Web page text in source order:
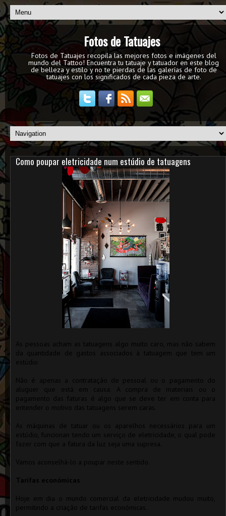
Fotos de Tatuajes
Fotos de Tatuajes recopila las mejores fotos e imágenes del
mundo del Tattoo! Encuentra tu tatuaje y tatuador en este blog
de belleza y estilo y no te pierdas de las galerías de foto de
tatuajes con los significados de cada pieza de arte.
Como poupar eletricidade num estúdio de tatuagens
As pessoas acham as tatuagens algo muito caro, mas não sabem
da quantidade de gastos associados à tatuagem que tem um
estúdio
Não é apenas a contratação de pessoal ou o pagamento do
aluguer que está em causa. A compra de materiais ou o
pagamento das faturas é algo que se deve ter em conta para
entender o motivo das tatuagens serem caras.
As máquinas de tatuar ou os aparelhos necessários para um
estúdio, funcionan tendo um serviço de eletricidade, o qual pode
fazer com que a fatura da luz seja uma supresa.
Vamos aconselhá-lo a poupar neste sentido.
Tarifas económicas
Hoje em dia o mundo comercial da eletricidade mudou muito,
permitindo a criação de tarifas económicas.